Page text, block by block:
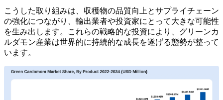
こうした取り組みは、収穫物の品質向上とサプライチェーン
の強化につながり、輸出業者や投資家にとって大きな可能性
を生み出します。これらの戦略的な投資により、グリーンカ
ルダモン産業は世界的に持続的な成長を遂げる態勢が整って
います。